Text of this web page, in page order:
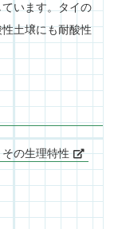
います。タイの
土壌にも耐酸性
の生理特性